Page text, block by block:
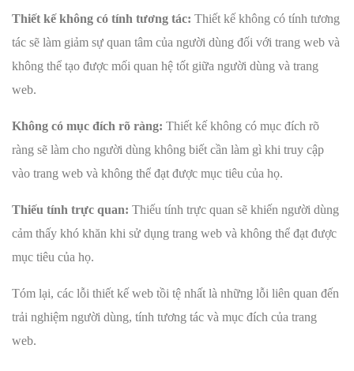
Thiết kế không có tính tương tác: Thiết kế không có tính tương
tác sẽ làm giảm sự quan tâm của người dùng đối với trang web và
không thể tạo được mối quan hệ tốt giữa người dùng và trang
web.
Không có mục đích rõ ràng: Thiết kế không có mục đích rõ
ràng sẽ làm cho người dùng không biết cần làm gì khi truy cập
vào trang web và không thể đạt được mục tiêu của họ.
Thiếu tính trực quan: Thiếu tính trực quan sẽ khiến người dùng
cảm thấy khó khăn khi sử dụng trang web và không thể đạt được
mục tiêu của họ.
Tóm lại, các lỗi thiết kế web tồi tệ nhất là những lỗi liên quan đến
trải nghiệm người dùng, tính tương tác và mục đích của trang
web.